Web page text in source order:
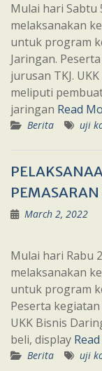
Mulai hari Sabtu
melaksanakan
untuk program
Jaringan.
jurusan TKJ.
meliputi
jaringan Read
Berita uji
March 2, 2022
Mulai hari Rabu
melaksanakan
untuk program
Peserta
UKK Bisnis
beli, display
Berita uji